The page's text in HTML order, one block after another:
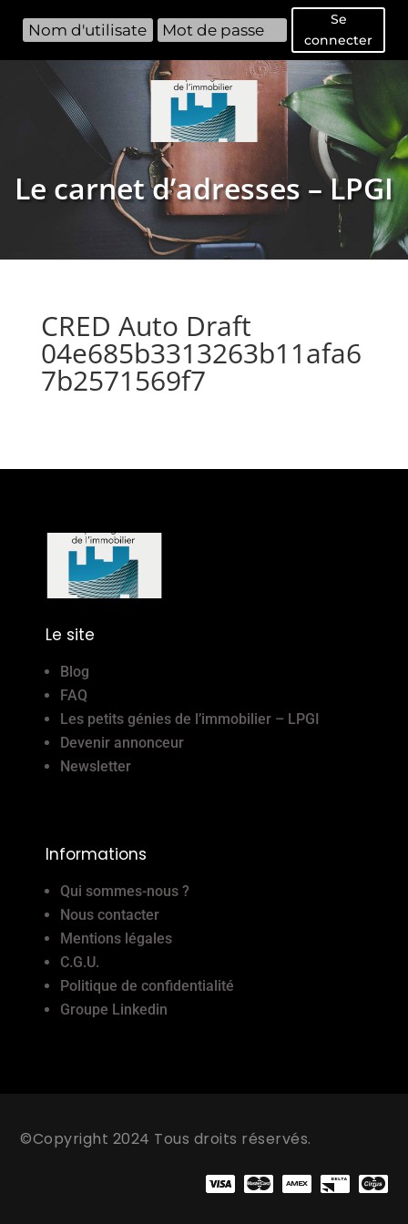
Se
connecter
Le carnet d’adresses – LPGI
CRED Auto Draft
04e685b3313263b11afa6
7b2571569f7
Le site
Blog
FAQ
Les petits génies de l’immobilier – LPGI
Devenir annonceur
Newsletter
Informations
Qui sommes-nous ?
Nous contacter
Mentions légales
C.G.U.
Politique de confidentialité
Groupe Linkedin
©Copyright 2024 Tous droits réservés.